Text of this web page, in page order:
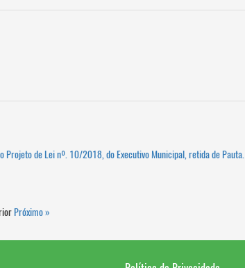
de Lei nº. 10/2018, do Executivo Municipal, retida de Pauta.
Próximo »